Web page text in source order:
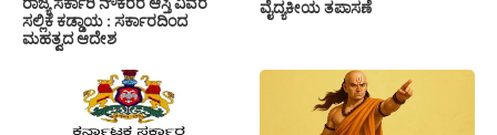
ಸಲ್ಲಿಕೆ ಕಡ್ಡಾಯ : ಸರ್ಕಾರದಿಂದ
ಮಹತ್ವದ ಆದೇಶ
ವೈದ್ಯಕೀಯ ತಪಾಸಣೆ